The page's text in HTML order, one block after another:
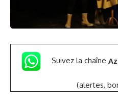
Suivez la chaîne
(alertes,